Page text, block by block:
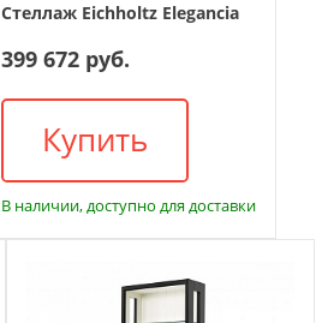
Стеллаж Eichholtz Elegancia
399 672 руб.
Купить
В наличии, доступно для доставки